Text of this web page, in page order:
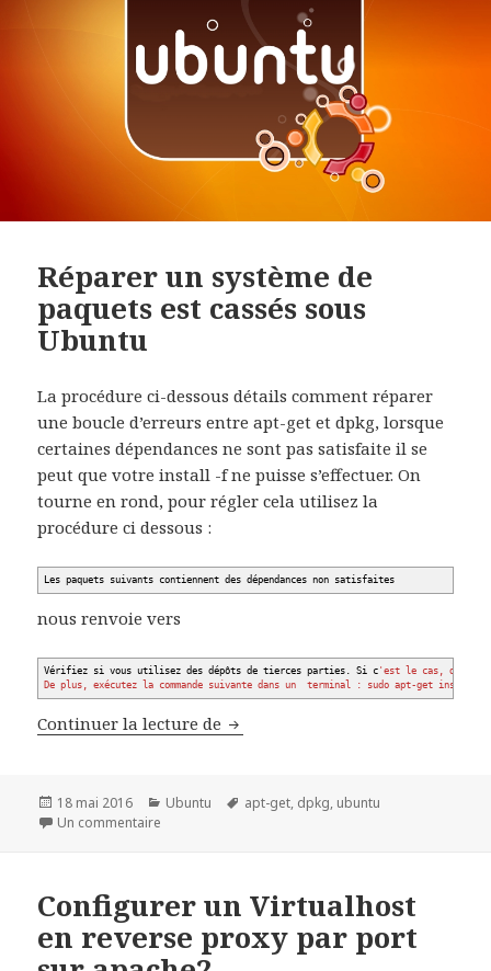
Réparer un système de
paquets est cassés sous
Ubuntu
La procédure ci-dessous détails comment réparer
une boucle d’erreurs entre apt-get et dpkg, lorsque
certaines dépendances ne sont pas satisfaite il se
peut que votre install -f ne puisse s’effectuer. On
tourne en rond, pour régler cela utilisez la
procédure ci dessous :
Les paquets suivants contiennent des dépendances non satisfaites
nous renvoie vers
Vérifiez si vous utilisez des dépôts de tierces parties. Si c 'est le cas,
De plus, exécutez la commande suivante dans un terminal : sudo apt-get install
Continuer la lecture de Réparer un système de paquets
Publié
le
18 mai 2016 Catégories
Ubuntu
Mots-
apt-get, dpkg, ubuntu
Un commentaire
Configurer un Virtualhost
en reverse proxy par port